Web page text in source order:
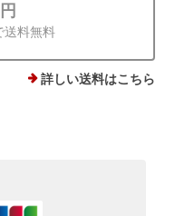
も可愛いです。まん丸では
ご利用いただき有難
です。 またご縁が
送料無料
詳しい送料はこちら